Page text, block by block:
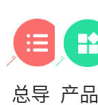
总导 产品